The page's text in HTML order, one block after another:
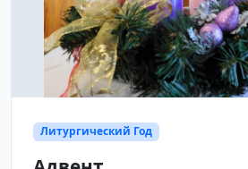
Литургический Год